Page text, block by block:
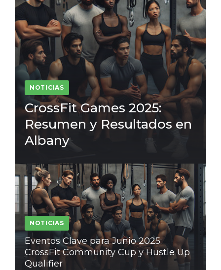
NOTICIAS
CrossFit Games 2025:
Resumen y Resultados en
Albany
NOTICIAS
Eventos Clave para Junio 2025:
CrossFit Community Cup y Hustle Up
Qualifier